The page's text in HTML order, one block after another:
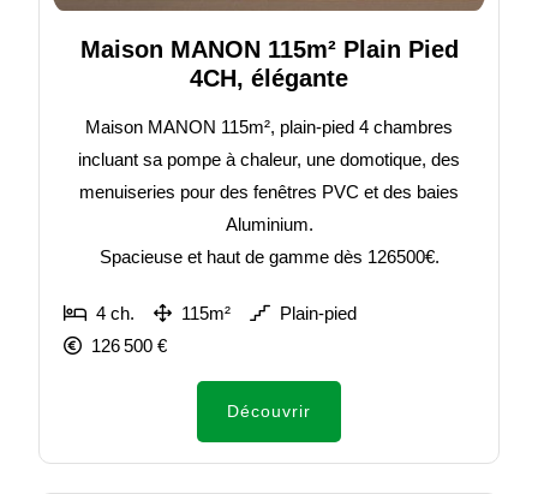
Maison MANON 115m² Plain Pied
4CH, élégante
Maison MANON 115m², plain-pied 4 chambres
incluant sa pompe à chaleur, une domotique, des
menuiseries pour des fenêtres PVC et des baies
Aluminium.
Spacieuse et haut de gamme dès 126500€.
4 ch. 115m²
Plain-pied
126 500 €
Découvrir